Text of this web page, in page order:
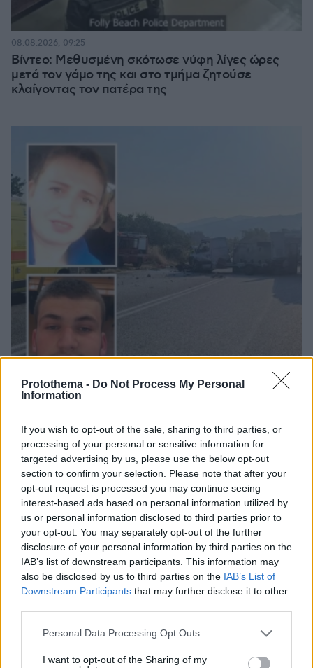
Protothema - Do Not Process My Personal
Information
If you wish to opt-out of the sale, sharing to third parties, or
processing of your personal or sensitive information for
targeted advertising by us, please use the below opt-out
section to confirm your selection. Please note that after your
opt-out request is processed you may continue seeing
interest-based ads based on personal information utilized by
us or personal information disclosed to third parties prior to
your opt-out. You may separately opt-out of the further
disclosure of your personal information by third parties on the
IAB’s list of downstream participants. This information may
also be disclosed by us to third parties on the IAB’s List of
Downstream Participants that may further disclose it to other
Please note that this website/app uses one or more Google
not limited to your visit or usage behaviour. You may click to
Personal Data Processing Opt Outs
I want to opt-out of the Sharing of my
Βίντεο: Μεθυσμένη σκότωσε νύφη λίγες ώρες
μετά τον γάμο της και στο τμήμα ζητούσε
κλαίγοντας τον πατέρα της
08.08.2026, 09:25
Καρέ-καρέ η ανάλυση του τροχαίου στις Σέρρες
με νεκρούς μητέρα και γιο: Τι λέει
πραγματογνώμονας στο protothema
08.08.2026, 08:36
«Πόσα θέλεις για το κορίτσι;»:
Τουρίστας στην Κρήτη ζητά... τιμή για
να ασελγήσει σε ανήλικη, τι
καταγγέλλει ο ιδιοκτήτης επιχείρησης
07.08.2026, 18:22 428
Ο «Δράκος» του Λονδίνου: 40χρονος
με προβλήματα όρασης σκότωνε και